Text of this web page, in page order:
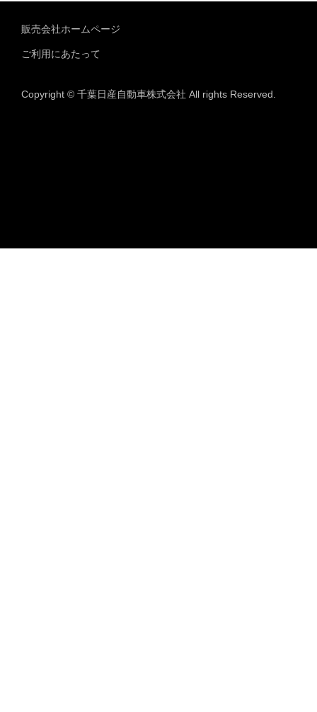
販売会社ホームページ
ご利用にあたって
Copyright © 千葉日産自動車株式会社 All rights Reserved.